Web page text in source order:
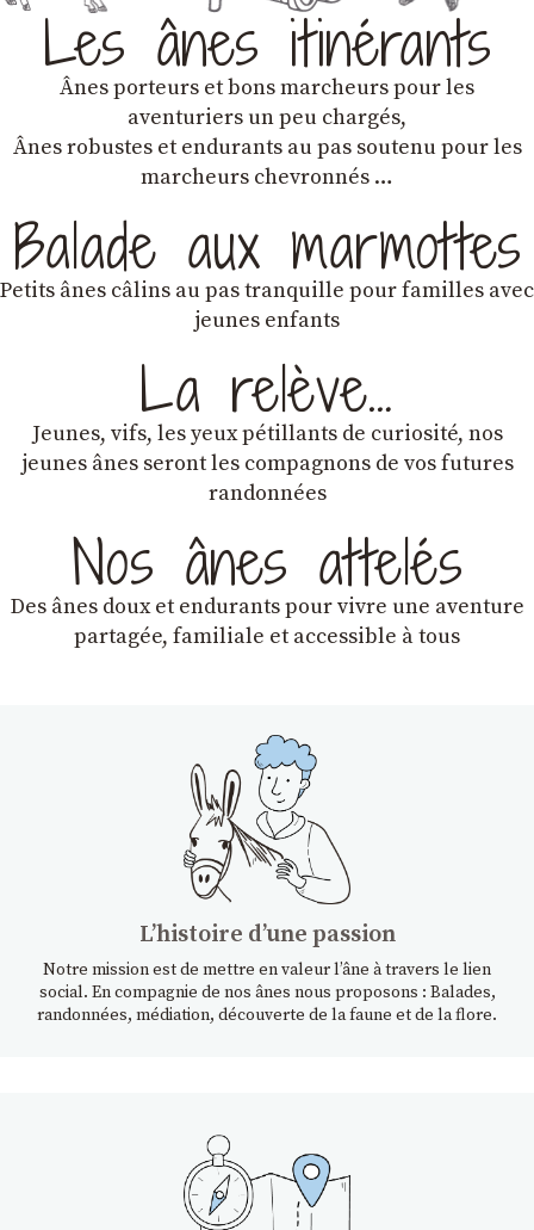
Les ânes itinérants
Ânes porteurs et bons marcheurs pour les
aventuriers un peu chargés,
Ânes robustes et endurants au pas soutenu pour les
marcheurs chevronnés …
Balade aux marmottes
Petits ânes câlins au pas tranquille pour familles avec
jeunes enfants
La relève…
Jeunes, vifs, les yeux pétillants de curiosité, nos
jeunes ânes seront les compagnons de vos futures
randonnées
Nos ânes attelés
Des ânes doux et endurantspour vivre une aventure
partagée, familiale et accessible à tous
Lʼhistoire dʼune passion
Notre mission est de mettre en valeur l’âne à travers le lien
social. En compagnie de nos ânes nous proposons : Balades,
randonnées, médiation, découverte de la faune et de la flore.